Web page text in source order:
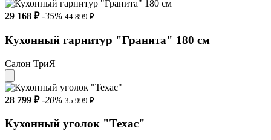
29 168 ₽ -35% 44 899 ₽
Кухонный гарнитур "Гранита" 180 см
Салон ТриЯ
28 799 ₽ -20% 35 999 ₽
Кухонный уголок "Техас"